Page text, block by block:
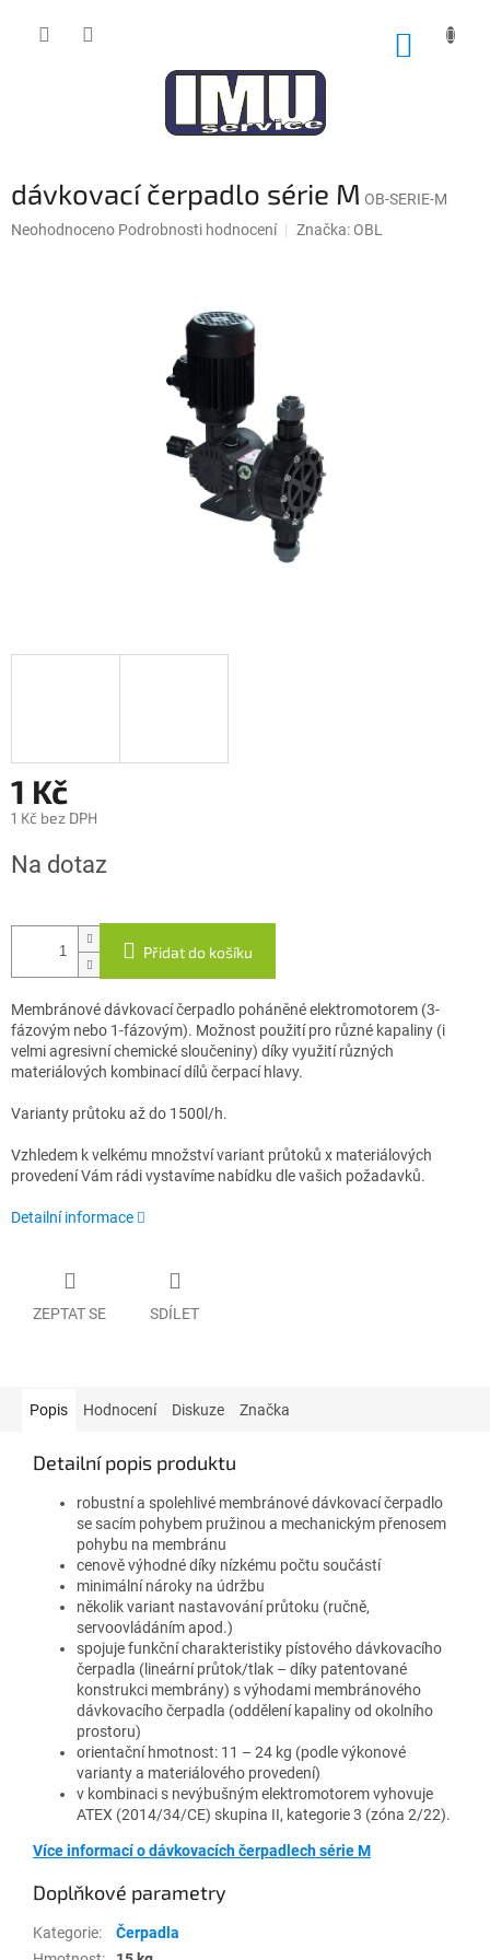
dávkovací čerpadlo série M OB-SERIE-M
Průměrné
Neohodnoceno Podrobnosti hodnocení Značka: OBL
1 Kč
1 Kč bez DPH
cena:
Na dotaz
Přidat do košíku
Membránové dávkovací čerpadlo poháněné elektromotorem (3-
fázovým nebo 1-fázovým). Možnost použití pro různé kapaliny (i
velmi agresivní chemické sloučeniny) díky využití různých
materiálových kombinací dílů čerpací hlavy.
Varianty průtoku až do 1500l/h.
Vzhledem k velkému množství variant průtoků x materiálových
provedení Vám rádi vystavíme nabídku dle vašich požadavků.
Detailní informace
ZEPTAT SE SDÍLET
Popis Hodnocení Diskuze Značka
Detailní popis produktu
robustní a spolehlivé membránové dávkovací čerpadlo
se sacím pohybem pružinou a mechanickým přenosem
pohybu na membránu
cenově výhodné díky nízkému počtu součástí
minimální nároky na údržbu
několik variant nastavování průtoku (ručně,
servoovládáním apod.)
spojuje funkční charakteristiky pístového dávkovacího
čerpadla (lineární průtok/tlak – díky patentované
konstrukci membrány) s výhodami membránového
dávkovacího čerpadla (oddělení kapaliny od okolního
prostoru)
orientační hmotnost: 11 – 24 kg (podle výkonové
varianty a materiálového provedení)
v kombinaci s nevýbušným elektromotorem vyhovuje
ATEX (2014/34/CE) skupina II, kategorie 3 (zóna 2/22).
Více informací o dávkovacích čerpadlech série M
Doplňkové parametry
Kategorie:
Čerpadla